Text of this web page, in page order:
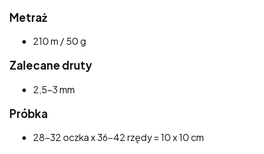
Metraż
210 m / 50 g
Zalecane druty
2,5–3 mm
Próbka
28–32 oczka x 36–42 rzędy = 10 x 10 cm